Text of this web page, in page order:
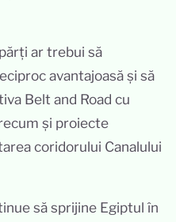
ar trebui să
avantajoasă și să
Belt and Road cu
și proiecte
coridorului Canalului
să sprijine Egiptul în